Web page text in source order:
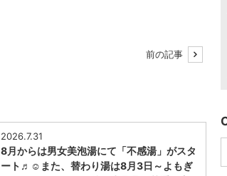
前の記事
2026.7.31
8月からは男女美泡湯にて「不感湯」がスタ
ート♬☺また、替わり湯は8月3日～よもぎ